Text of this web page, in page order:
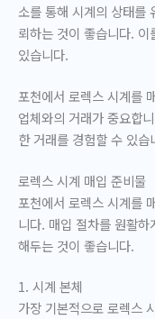
소를 통해 시계의 상태를
뢰하는 것이 좋습니다.
있습니다.
포천에서 로렉스 시계를
업체와의 거래가 중요합
한 거래를 경험할 수 있습
로렉스 시계 매입 준비물
포천에서 로렉스 시계를
니다. 매입 절차를 원활
해두는 것이 좋습니다.
1. 시계 본체
가장 기본적으로 로렉스